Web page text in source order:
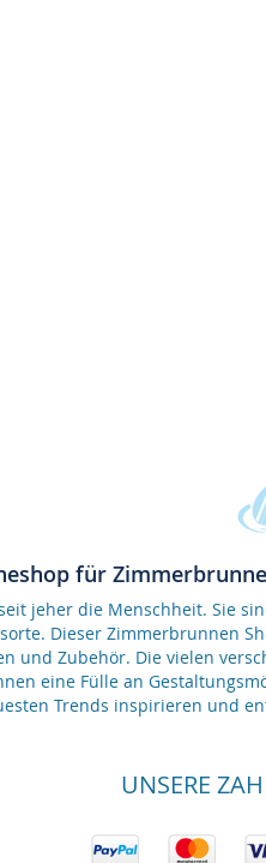
für
jeher die Menschheit. Sie
Dieser Zimmerbrunnen
und Zubehör. Die vielen
eine Fülle an
Trends inspirieren und
UNSERE